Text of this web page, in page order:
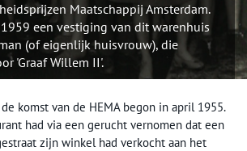
Maatschappij Amsterdam.
een vestiging van dit warenhuis
(of eigenlijk huisvrouw), die
'Graaf Willem II'.
komst van de HEMA begon in april 1955.
had via een gerucht vernomen dat een
zijn winkel had verkocht aan het